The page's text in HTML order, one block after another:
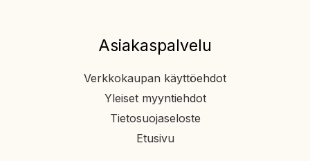
Asiakaspalvelu
Verkkokaupan käyttöehdot
Yleiset myyntiehdot
Tietosuojaseloste
Etusivu